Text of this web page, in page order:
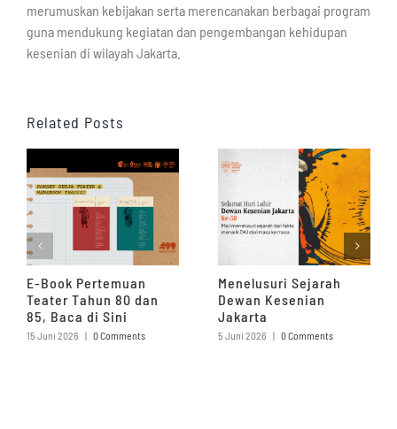
merumuskan kebijakan serta merencanakan berbagai program
guna mendukung kegiatan dan pengembangan kehidupan
kesenian di wilayah Jakarta.
Related Posts
E-Book Pertemuan
Teater Tahun 80 dan
85, Baca di Sini
15 Juni 2026 | 0 Comments
Menelusuri Sejarah
Dewan Kesenian
Jakarta
5 Juni 2026 | 0 Comments